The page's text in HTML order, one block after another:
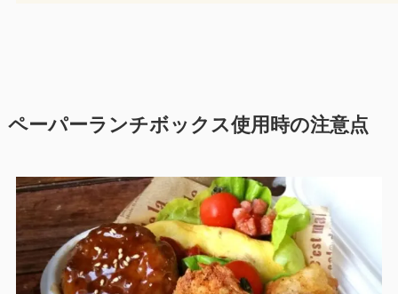
ペーパーランチボックス使用時の注意点